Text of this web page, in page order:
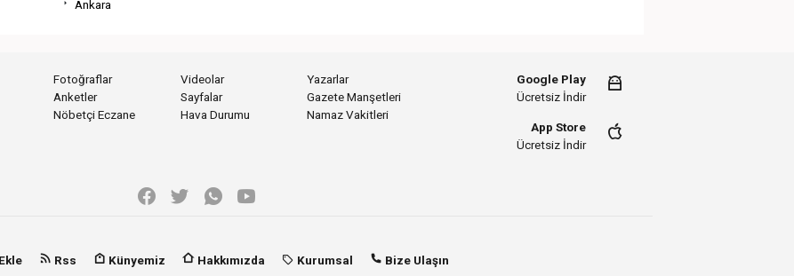
Ankara
Fotoğraflar Videolar
Yazarlar
Anketler
Sayfalar
Gazete Manşetleri
Nöbetçi Eczane
Hava Durumu Namaz Vakitleri
Google Play
Ücretsiz İndir
App Store
Ücretsiz İndir
Rss Künyemiz Hakkımızda Kurumsal Bize Ulaşın